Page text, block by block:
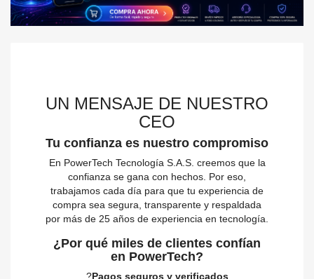
UN MENSAJE DE NUESTRO
CEO
Tu confianza es nuestro compromiso
En PowerTech Tecnología S.A.S. creemos que la
confianza se gana con hechos. Por eso,
trabajamos cada día para que tu experiencia de
compra sea segura, transparente y respaldada
por más de 25 años de experiencia en tecnología.
¿Por qué miles de clientes confían
en PowerTech?
?Pagos seguros y verificados